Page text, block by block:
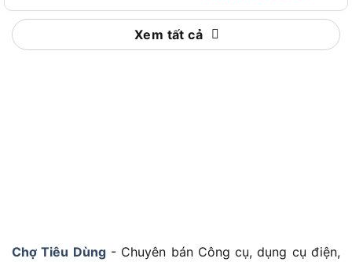
Lưu trữ dữ liệu: Ghi nhớ tối đa 15 phép đo để
so sánh hoặc báo cáo.
người dùng hiện đại.
Xem tất cả
Chợ Tiêu Dùng- Chuyên bán Công cụ, dụng cụ điện,